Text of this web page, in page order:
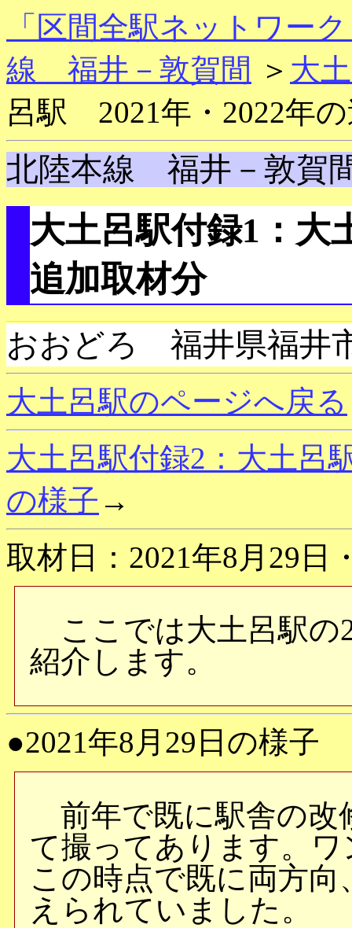
「区間全駅ネットワー
線 福井－敦賀間 ＞ 大
呂駅 2021年・2022年
北陸本線 福井－敦賀
大土呂駅付録1：
追加取材分
おおどろ 福井県福井
大土呂駅のページへ戻る
大土呂駅付録2：大土呂
の様子 →
取材日：2021年8月29日
ここでは大土呂駅の
紹介します。
●2021年8月29日の様子
前年で既に駅舎の改
て撮ってあります。
この時点で既に両方
えられていました。